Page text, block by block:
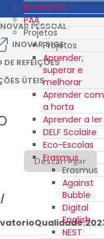
Novidades
PAA
Projetos
Projetos
Aprender,
superar e
melhorar
Aprender com
a horta
Aprender a ler
DELF Scolaire
Eco-Escolas
Erasmus
Erasmus
Against
Bubble
Digital
English
NEST
PESSOAL
INOVAR SIGE
REFEIÇÕES
ÚTEIS
Descarregar
/